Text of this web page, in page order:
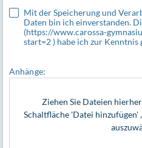
Mit der Speicherung und
Daten bin ich einverstanden.
(https://www.carossa-
start=2 ) habe ich zur Kenntnis
Anhänge:
Ziehen Sie Dateien
Schaltfläche 'Datei hinzufügen'